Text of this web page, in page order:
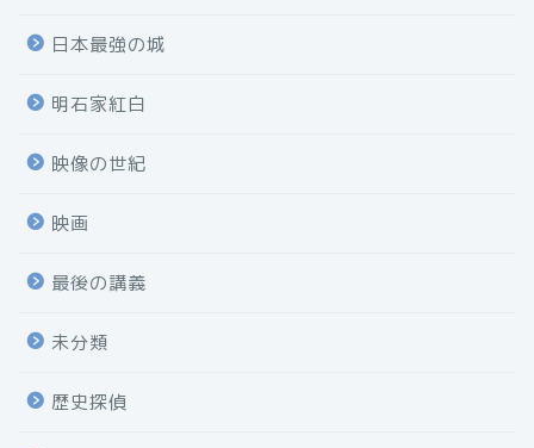
日本最強の城
明石家紅白
映像の世紀
映画
最後の講義
未分類
歴史探偵